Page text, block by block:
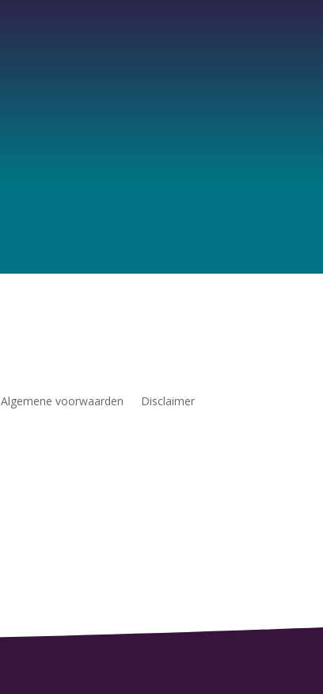
Algemene voorwaarden
Disclaimer